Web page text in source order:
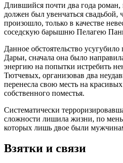
Длившийся почти два года
должен был увенчаться свадьбой,
произошло, только в качестве
соседскую барышню Пелагею
Данное обстоятельство усугубило
Дарьи, сначала она было
энергию на попытки истребить
Тютчевых, организовав два
перенесла свою месть на
собственного поместья.
Систематически
сложности лишила жизни, по
которых лишь двое были
Взятки и связи